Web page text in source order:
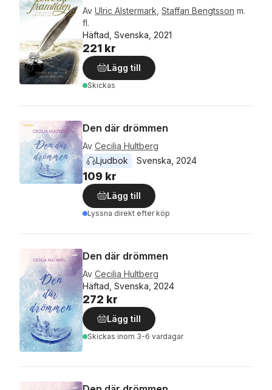
Av Ulric Alstermark, Staffan Bengtsson m.
fl.
Häftad, Svenska, 2021
221 kr
Lägg till
Skickas
Den där drömmen
Av Cecilia Hultberg
Ljudbok
Svenska, 2024
109 kr
Lägg till
Lyssna direkt efter köp
Den där drömmen
Av Cecilia Hultberg
Häftad, Svenska, 2024
272 kr
Lägg till
Skickas inom 3-6 vardagar